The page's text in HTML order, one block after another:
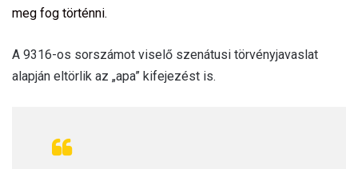
meg fog történni.
A 9316-os sorszámot viselő szenátusi törvényjavaslat
alapján eltörlik az „apa” kifejezést is.